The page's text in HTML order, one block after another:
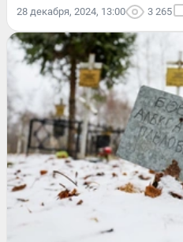
28 декабря, 2024, 13:00 3 265